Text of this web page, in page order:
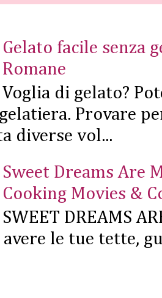
Gelato facile senza
Romane
Voglia di gelato?
Provare
diverse vol...
Sweet Dreams Are
Cooking Movies &
SWEET DREAMS
le tue tette,